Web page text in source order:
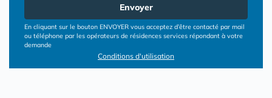
Envoyer
En cliquant sur le bouton ENVOYER vous acceptez d’être contacté par mail
ou téléphone par les opérateurs de résidences services répondant à votre
demande
Conditions d'utilisation